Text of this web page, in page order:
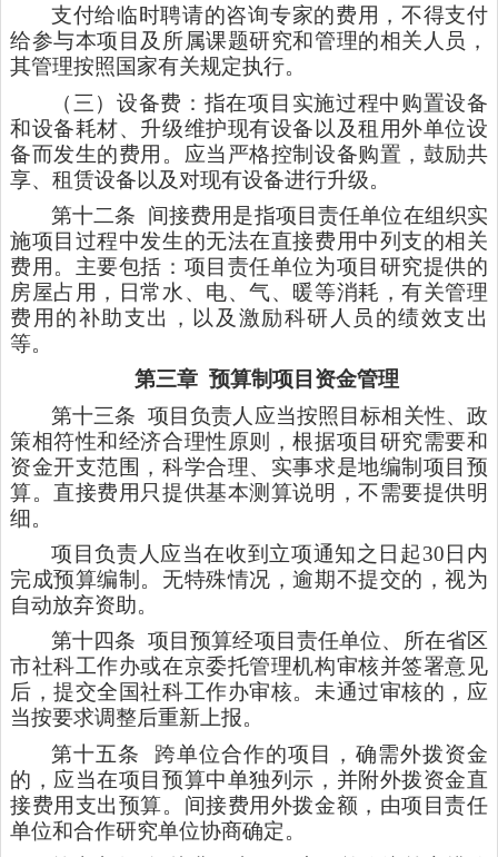
支付给临时聘请的咨询专家的费用，不得支付
给参与本项目及所属课题研究和管理的相关人员，
其管理按照国家有关规定执行。
（三）设备费：指在项目实施过程中购置设备
和设备耗材、升级维护现有设备以及租用外单位设
备而发生的费用。应当严格控制设备购置，鼓励共
享、租赁设备以及对现有设备进行升级。
第十二条 间接费用是指项目责任单位在组织实
施项目过程中发生的无法在直接费用中列支的相关
费用。主要包括：项目责任单位为项目研究提供的
房屋占用，日常水、电、气、暖等消耗，有关管理
费用的补助支出，以及激励科研人员的绩效支出
等。
第三章 预算制项目资金管理
第十三条 项目负责人应当按照目标相关性、政
策相符性和经济合理性原则，根据项目研究需要和
资金开支范围，科学合理、实事求是地编制项目预
算。直接费用只提供基本测算说明，不需要提供明
细。
项目负责人应当在收到立项通知之日起30日内
完成预算编制。无特殊情况，逾期不提交的，视为
自动放弃资助。
第十四条 项目预算经项目责任单位、所在省区
市社科工作办或在京委托管理机构审核并签署意见
后，提交全国社科工作办审核。未通过审核的，应
当按要求调整后重新上报。
第十五条
跨单位合作的项目，确需外拨资金
的，应当在项目预算中单独列示，并附外拨资金直
接费用支出预算。间接费用外拨金额，由项目责任
单位和合作研究单位协商确定。